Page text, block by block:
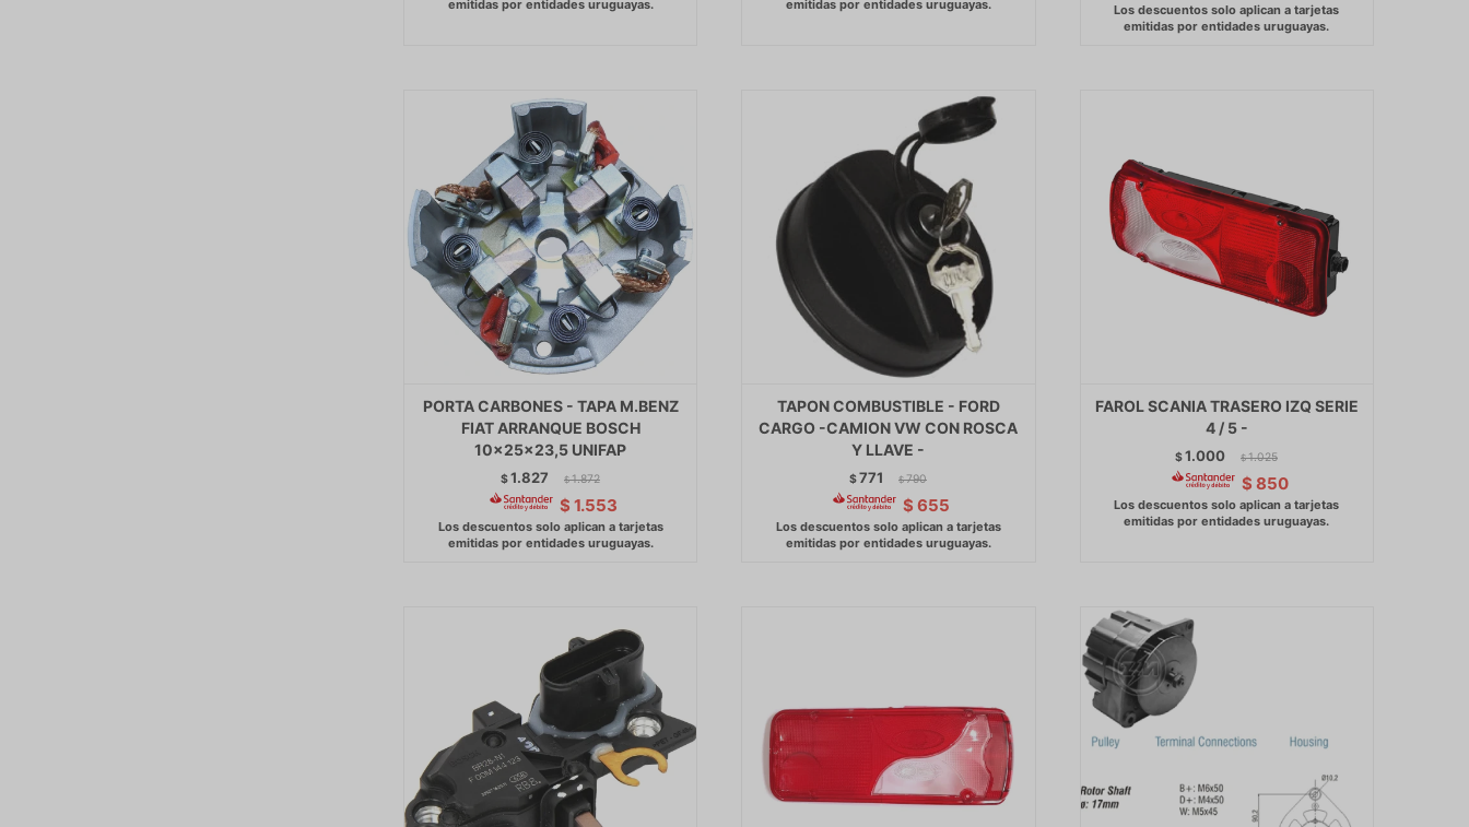
PORTA CARBONES - TAPA M.BENZ
FIAT ARRANQUE BOSCH
10x25x23,5 UNIFAP
$1.827 $ 1.872
$ 1.553
TAPON COMBUSTIBLE - FORD
CARGO -CAMION VW CON ROSCA
Y LLAVE -
$771 $ 790
$ 655
FAROL SCANIA TRASERO IZQ SERIE
4 / 5 -
$1.000 $ 1.025
$ 850